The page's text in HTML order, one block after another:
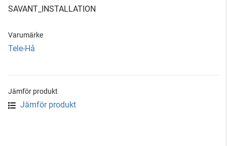
SAVANT_INSTALLATION
Varumärke
Tele-Hå
Jämför produkt
Jämför produkt